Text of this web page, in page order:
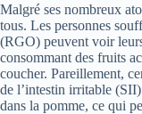
Malgré ses nombreux
tous. Les personnes
(RGO) peuvent voir
consommant des fruits
coucher. Pareillement,
de l’intestin irritable
dans la pomme, ce qui